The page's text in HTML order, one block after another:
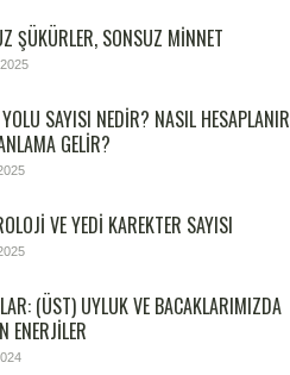
ŞÜKÜRLER, SONSUZ MINNET
SAYISI NEDIR? NASIL HESAPLANIR
GELIR?
VE YEDİ KAREKTER SAYISI
(ÜST) UYLUK VE BACAKLARIMIZDA
ENERJILER